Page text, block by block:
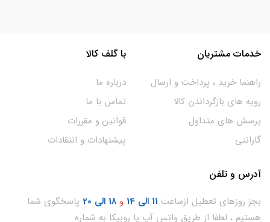
خدمات مشتریان
راهنما خرید ، پرداخت و ارسال
رویه های بازگرداندن کالا
پرسش های متداول
گارانتی
با گلف کالا
درباره ما
تماس با ما
قوانین و مقررات
پیشنهادات و انتقادات
آدرس و تلفن
بجز روزهای تعطیل ازساعت 11 الی 14 و 18 الی 20
پاسخگوی شما
هستیم ، لطفا از طریق واتس آپ یا روبیکا به شماره